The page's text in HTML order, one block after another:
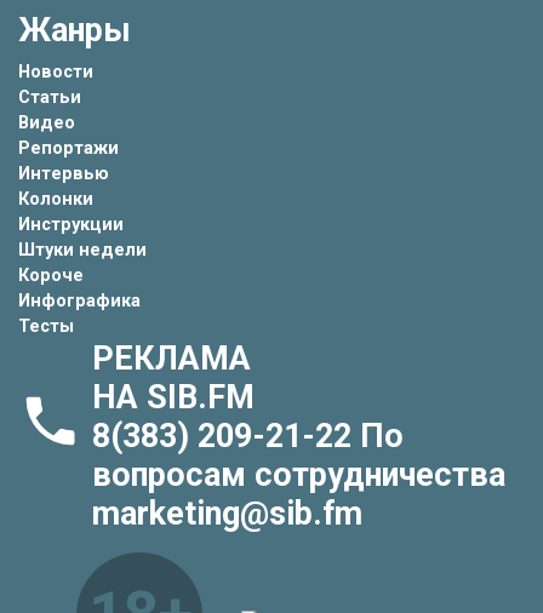
Жанры
Новости
Статьи
Видео
Репортажи
Интервью
Колонки
Инструкции
Штуки недели
Короче
Инфографика
Тесты
РЕКЛАМА
НА SIB.FM
8(383) 209-21-22 По
вопросам сотрудничества
marketing@sib.fm